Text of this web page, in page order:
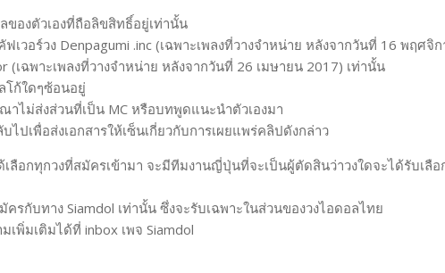
ของตัวเองที่ถือลิขสิทธิ์อยู่เท่านั้น
วอร์วง Denpagumi .inc (เฉพาะเพลงที่วางจำหน่าย หลังจากวันที่ 16 พฤศจิ
(เฉพาะเพลงที่วางจำหน่าย หลังจากวันที่ 26 เมษายน 2017) เท่านั้น
โก้ใดๆซ้อนอยู่
าไม่ส่งส่วนที่เป็น MC หรือบทพูดแนะนำตัวเองมา
ปเพื่อส่งเอกสารให้เซ็นเกี่ยวกับการเผยแพร่คลิปดังกล่าว
ลือกทุกวงที่สมัครเข้ามา จะมีทีมงานญี่ปุ่นที่จะเป็นผู้ตัดสินว่าวงใดจะได้รับเลือ
กับทาง Siamdol เท่านั้น ซึ่งจะรับเฉพาะในส่วนของวงไอดอลไทย
พิ่มเติมได้ที่ inbox เพจ Siamdol